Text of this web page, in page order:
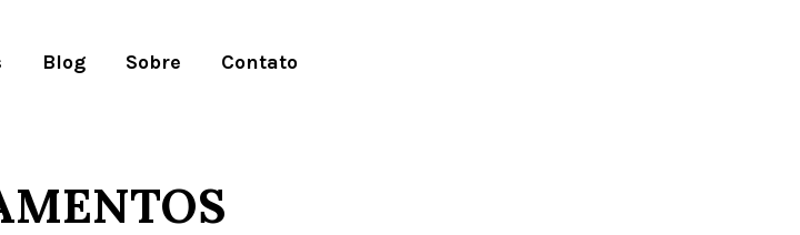
Blog Sobre Contato